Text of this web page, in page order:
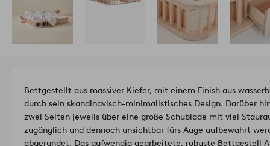
Bettgestellt aus massiver Kiefer, mit einem Finish aus
durch sein skandinavisch-minimalistisches Design. Darüber
zwei Seiten jeweils über eine große Schublade mit viel
zugänglich und dennoch unsichtbar fürs Auge aufbewahrt
abgerundet. Das aufwendig gearbeitete, robuste Bettgestell